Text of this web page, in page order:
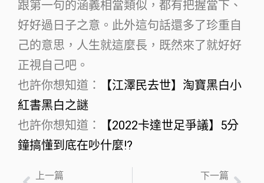
跟第一句的涵義相當類似，都有把握當下、
好好過日子之意。此外這句話還多了珍重自
己的意思，人生就這麼長，既然來了就好好
正視自己吧。
也許你想知道：
【江澤民去世】淘寶黑白小
紅書黑白之謎
也許你想知道：
【2022卡達世足爭議】5分
鐘搞懂到底在吵什麼!?
上一篇 下一篇